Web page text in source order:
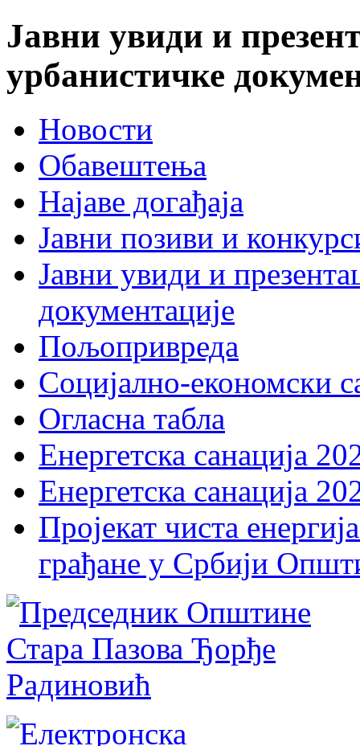
Јавни увиди и
урбанистичке
Новости
Обавештења
Најаве догађаја
Јавни позиви и
Јавни увиди и
документације
Пољопривреда
Социјално-економски
Огласна табла
Енергетска санација
Енергетска санација
Пројекат чиста
грађане у Србији